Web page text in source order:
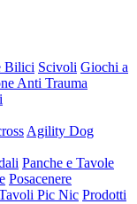
Bilici Scivoli Giochi a
Anti Trauma
Agility Dog
Panche e Tavole
Posacenere
Pic Nic Prodotti